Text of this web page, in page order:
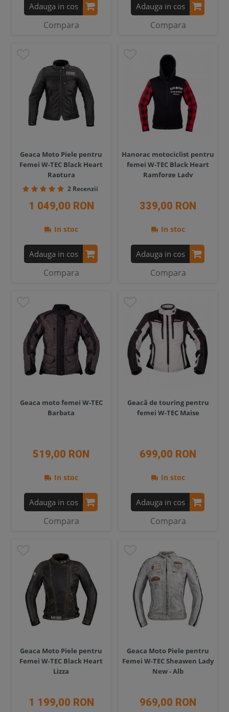
Adauga in cos
Compara
Adauga in cos
Compara
Geaca Moto Piele pentru
Femei W-TEC Black Heart
Raptura
2 Recenzii
1 049,00 RON
In stoc
Adauga in cos
Compara
Hanorac motociclist pentru
femei W-TEC Black Heart
Ramforge Lady
339,00 RON
In stoc
Adauga in cos
Compara
Geaca moto femei W-TEC
Barbata
519,00 RON
In stoc
Adauga in cos
Compara
Geacă de touring pentru
femei W-TEC Maise
699,00 RON
In stoc
Adauga in cos
Compara
Geaca Moto Piele pentru
Femei W-TEC Black Heart
Lizza
1 199,00 RON
Geaca Moto Piele pentru
Femei W-TEC Sheawen Lady
New - Alb
969,00 RON